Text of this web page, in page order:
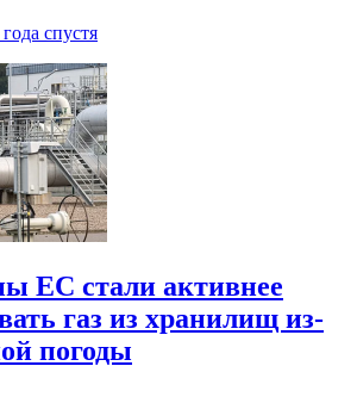
года спустя
ЕС стали активнее
газ из хранилищ из-
погоды